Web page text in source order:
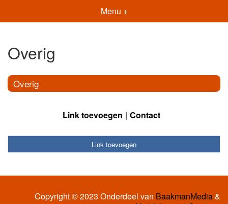
Menu +
Overig
Overig
Link toevoegen Contact
Link toevoegen
Copyright © 2023 Onderdeel van BaakmanMedia&